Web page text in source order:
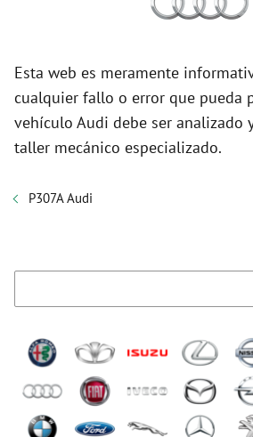
Esta web es meramente
cualquier fallo o error que pueda
vehículo Audi debe ser analizado
taller mecánico especializado.
P307A Audi